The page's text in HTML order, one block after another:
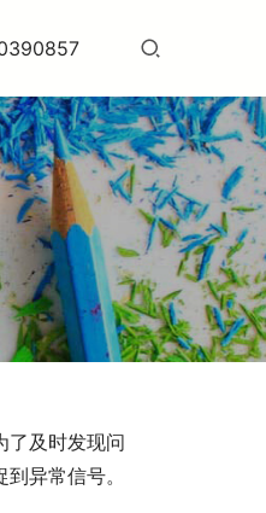
了及时发现问
异常信号。